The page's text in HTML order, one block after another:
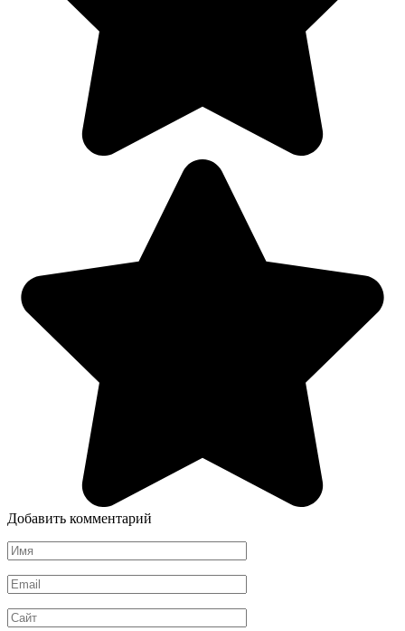
Добавить комментарий
Имя
*
Email
*
Сайт